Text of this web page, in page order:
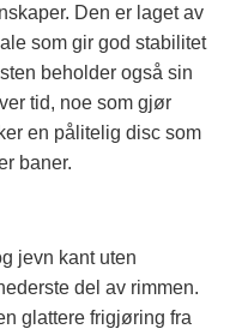
Den er laget av
som gir god stabilitet
beholder også sin
tid, noe som gjør
en pålitelig disc som
baner.
jevn kant uten
del av rimmen.
glattere frigjøring fra